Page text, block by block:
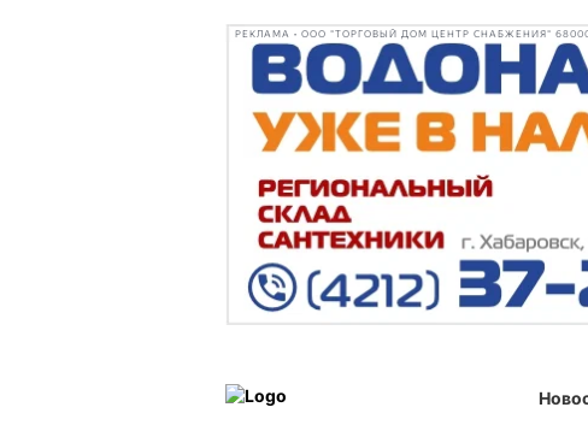
РЕКЛАМА • ООО "ТОРГОВЫЙ ДОМ ЦЕНТР СНАБЖЕНИЯ"